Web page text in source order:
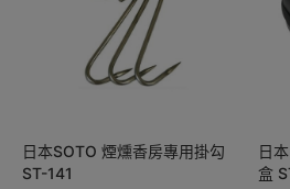
日本SOTO 煙燻香房專用掛勾
ST-141
日本
盒